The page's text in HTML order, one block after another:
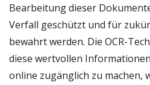
Bearbeitung dieser
Verfall geschützt und für
bewahrt werden. Die OCR-
diese wertvollen
online zugänglich zu machen,